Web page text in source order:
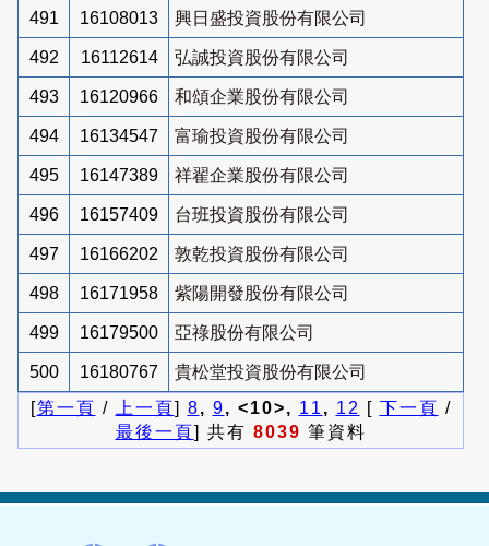
491 16108013 興日盛投資股份有限公司
492 16112614 弘誠投資股份有限公司
493 16120966 和頌企業股份有限公司
494 16134547 富瑜投資股份有限公司
495 16147389 祥翟企業股份有限公司
496 16157409 台班投資股份有限公司
497 16166202 敦乾投資股份有限公司
498 16171958 紫陽開發股份有限公司
499 16179500 亞祿股份有限公司
500 16180767
貴松堂投資股份有限公司
[第一頁 / 上一頁] 8, 9, <10>, 11 , 12 [ 下一頁 /
最後一頁] 共有 8039 筆資料